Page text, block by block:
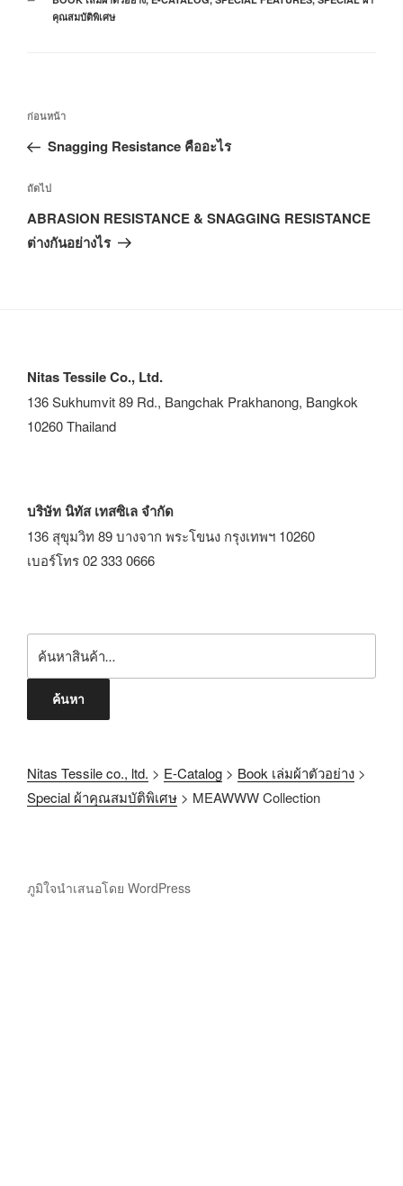
คุณสมบัติพิเศษ
ก่อนหน้า
Snagging Resistance คืออะไร
ถัดไป
ABRASION RESISTANCE & SNAGGING RESISTANCE
ต่างกันอย่างไร
Nitas Tessile Co., Ltd.
136 Sukhumvit 89 Rd., Bangchak Prakhanong, Bangkok
10260 Thailand
บริษัท นิทัส เทสซิเล จำกัด
136 สุขุมวิท 89 บางจาก พระโขนง กรุงเทพฯ 10260
เบอร์โทร 02 333 0666
ค้นหา
Nitas Tessile co., ltd. > E-Catalog > Book เล่มผ้าตัวอย่าง >
Special ผ้าคุณสมบัติพิเศษ > MEAWWW Collection
ภูมิใจนำเสนอโดย WordPress